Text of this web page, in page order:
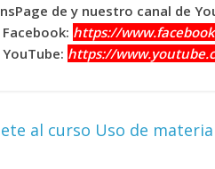
de y nuestro canal de
Facebook: https://
YouTube: https://
al curso Uso de